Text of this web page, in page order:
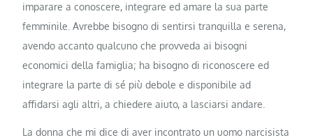
imparare a conoscere, integrare ed amare la sua parte
femminile. Avrebbe bisogno di sentirsi tranquilla e serena,
avendo accanto qualcuno che provveda ai bisogni
economici della famiglia; ha bisogno di riconoscere ed
integrare la parte di sé più debole e disponibile ad
affidarsi agli altri, a chiedere aiuto, a lasciarsi andare.
La donna che mi dice di aver incontrato un uomo narcisista